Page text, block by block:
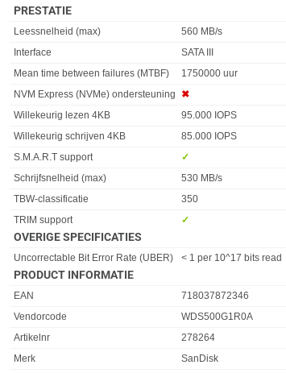
PRESTATIE
Eigenschap Waarde
Leessnelheid (max)
560 MB/s
Interface
SATA III
Mean time between failures (MTBF)
1750000 uur
NVM Express (NVMe) ondersteuning
✖︎
Willekeurig lezen 4KB
95.000 IOPS
Willekeurig schrijven 4KB
85.000 IOPS
S.M.A.R.T support
✓︎
Schrijfsnelheid (max)
530 MB/s
TBW-classificatie
350
TRIM support
✓︎
OVERIGE SPECIFICATIES
Eigenschap Waarde
Uncorrectable Bit Error Rate (UBER) < 1 per 10^17 bits read
PRODUCT INFORMATIE
EAN
718037872346
Vendorcode
WDS500G1R0A
Artikelnr
278264
Merk
SanDisk